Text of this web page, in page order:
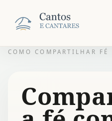
COMO COMPARTILHAR FÉ